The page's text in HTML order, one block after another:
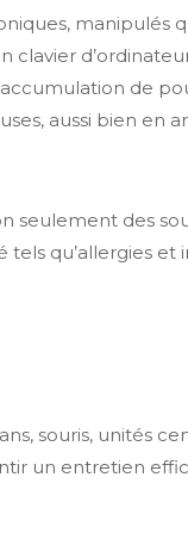
manipulés
clavier
de
aussi bien en
seulement des
qu’allergies
souris, unités
un entretien